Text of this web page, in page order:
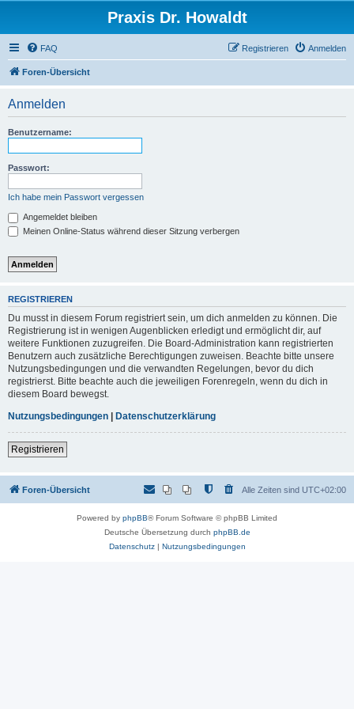
Praxis Dr. Howaldt
FAQ Anmelden
Registrieren
Foren-Übersicht
Anmelden
Benutzername:
Passwort:
Ich habe mein Passwort vergessen
Angemeldet bleiben
Meinen Online-Status während dieser Sitzung verbergen
REGISTRIEREN
Du musst in diesem Forum registriert sein, um dich anmelden zu können. Die
Registrierung ist in wenigen Augenblicken erledigt und ermöglicht dir, auf
weitere Funktionen zuzugreifen. Die Board-Administration kann registrierten
Benutzern auch zusätzliche Berechtigungen zuweisen. Beachte bitte unsere
Nutzungsbedingungen und die verwandten Regelungen, bevor du dich
registrierst. Bitte beachte auch die jeweiligen Forenregeln, wenn du dich in
diesem Board bewegst.
Nutzungsbedingungen | Datenschutzerklärung
Registrieren
Foren-Übersicht Alle Zeiten sind UTC+02:00
Powered by phpBB® Forum Software © phpBB Limited
Deutsche Übersetzung durch phpBB.de
Datenschutz| Nutzungsbedingungen